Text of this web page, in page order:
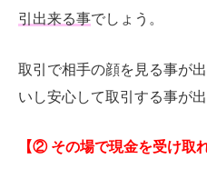
引出来る事でしょう。
取引で相手の顔を見る事が
いし安心して取引する事が出
【② その場で現金を受け取